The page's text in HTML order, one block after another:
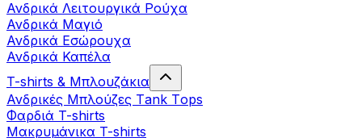
Ανδρικά Λειτουργικά Ρούχα
Ανδρικά Μαγιό
Ανδρικά Εσώρουχα
Ανδρικά Καπέλα
T-shirts & Μπλουζάκια
Ανδρικές Mπλούζες Τank Τops
Φαρδιά T-shirts
Μακρυμάνικα T-shirts